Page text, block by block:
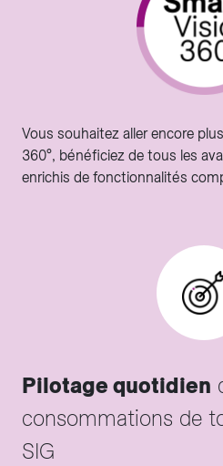
Vous souhaitez aller encore
360°, bénéficiez de tous les
enrichis de fonctionnalités
Pilotage quotidien
consommations de
SIG